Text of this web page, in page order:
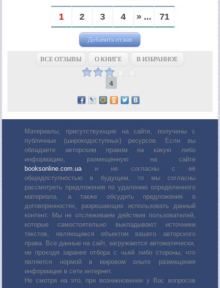
1 2 3 4 » ... 71
Добавить отзыв
ВСЕ ОТЗЫВЫ О КНИГЕ В ИЗБРАННОЕ
4
Материалы, присутствующие на сайте, получены с
публичных (широкодоступных) ресурсов. Если вы
обладаете авторским правом на какую либо
информацию, размещенную на сайте
booksonline.com.uaи не согласны с её
общедоступностью в будущем, то мы согласны
рассмотреть предложения по удалению определенного
материала, а также обсудить предложения о
договоренностях, разрешающих использовать данный
контент. Мы не отслеживаем действия пользователей,
которые самостоятельно выкладывают источники
текстов, являющиеся объектом вашего авторского
права. Все данные на сайт, загружаются автоматически,
не проходя заранее отбора с чьей либо стороны, что
является нормой в мировом опыте размещения
информации в сети интернет.
Не смотря на это, при возникновении у Вас вопросов